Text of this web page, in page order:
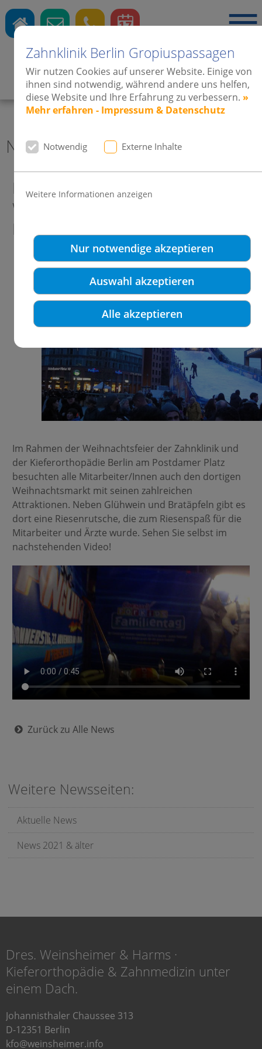
Zahnklinik Berlin Gropiuspassagen
Wir nutzen Cookies auf unserer Website. Einige von
ihnen sind notwendig, während andere uns helfen,
diese Website und Ihre Erfahrung zu verbessern. »
Mehr erfahren - Impressum & Datenschutz
Notwendig Externe Inhalte
Weitere Informationen anzeigen
Nur notwendige akzeptieren
Auswahl akzeptieren
Alle akzeptieren
Zahnärzte ·Kieferorthopädie ·Implantate
News 2014 Zahnklinik Berlin
Die Weihnachtsfeier Dres.
Weinsheimer-Harms war ein
Riesenspaß!
Im Rahmen der Weihnachtsfeier der Zahnklinik und
der Kieferorthopädie Berlin am Postdamer Platz
besuchten alle Mitarbeiter/Innen auch den dortigen
Weihnachtsmarkt mit seinen zahlreichen
Attraktionen. Neben Glühwein und Bratäpfeln gibt es
dort eine Riesenrutsche, die zum Riesenspaß für die
Mitarbeiter und Ärzte wurde. Sehen Sie selbst im
nachstehenden Video!
Zurück zu Alle News
Weitere Newsseiten:
Aktuelle News
News 2021 & älter
Dres. Weinsheimer & Harms ·
Kieferorthopädie & Zahnmedizin unter
einem Dach.
Johannisthaler Chaussee 313
D-12351 Berlin
kfo@weinsheimer.info